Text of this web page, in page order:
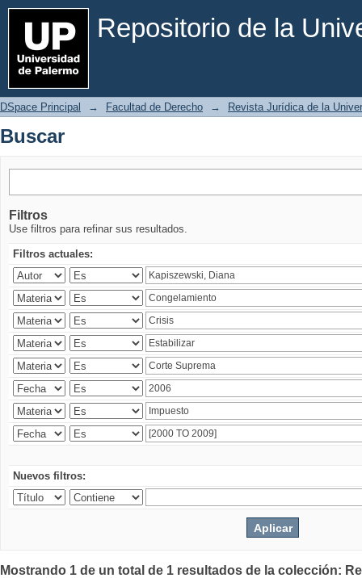
Repositorio de la
Buscar
DSpace Principal → Facultad de Derecho → Revista Jurídica de la
Buscar
Filtros
Use filtros para refinar sus resultados.
Filtros actuales:
Nuevos filtros:
Mostrando 1 de un total de 1 resultados de la colección: